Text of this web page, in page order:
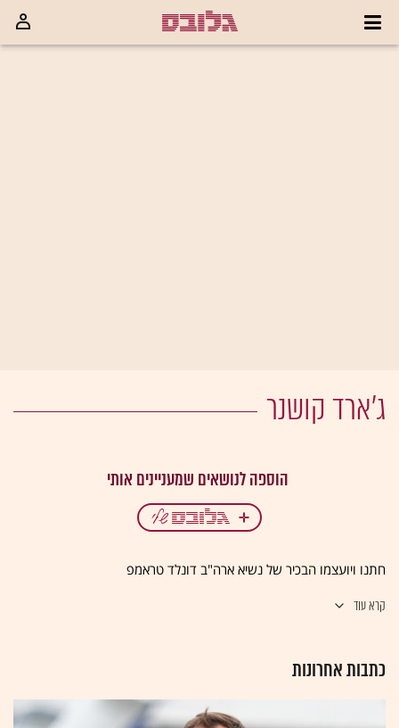
ג'ארד קושנר
חתנו ויועצמו הבכיר של נשיא ארה"ב דונלד טראמפ
קרא עוד
כתבות אחרונות